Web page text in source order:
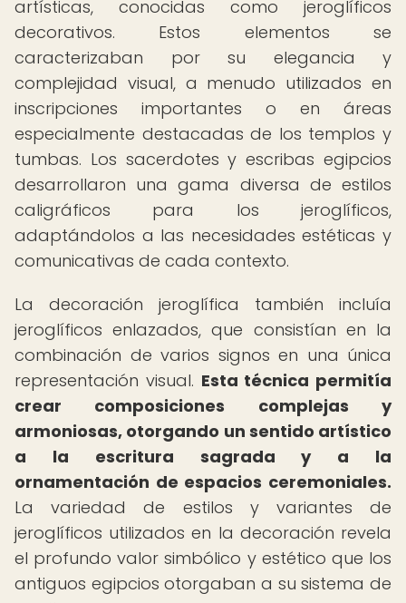
artísticas, conocidas como jeroglíficos
decorativos. Estos elementos se
caracterizaban por su elegancia y
complejidad visual, a menudo utilizados en
inscripciones importantes o en áreas
especialmente destacadas de los templos y
tumbas. Los sacerdotes y escribas egipcios
desarrollaron una gama diversa de estilos
caligráficos para los jeroglíficos,
adaptándolos a las necesidades estéticas y
comunicativas de cada contexto.
La decoración jeroglífica también incluía
jeroglíficos enlazados, que consistían en la
combinación de varios signos en una única
representación visual. Esta técnica permitía
crear composiciones complejas y
armoniosas, otorgando un sentido artístico
a la escritura sagrada y a la
ornamentación de espacios ceremoniales.
La variedad de estilos y variantes de
jeroglíficos utilizados en la decoración revela
el profundo valor simbólico y estético que los
antiguos egipcios otorgaban a su sistema de